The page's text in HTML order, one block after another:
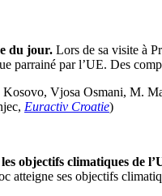
du jour. Lors de sa visite à
parrainé par l’UE. Des
Vjosa Osmani, M.
Euractiv Croatie)
objectifs climatiques de
atteigne ses objectifs